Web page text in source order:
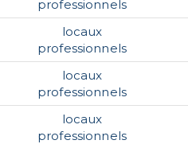
professionnels
locaux
professionnels
locaux
professionnels
locaux
professionnels